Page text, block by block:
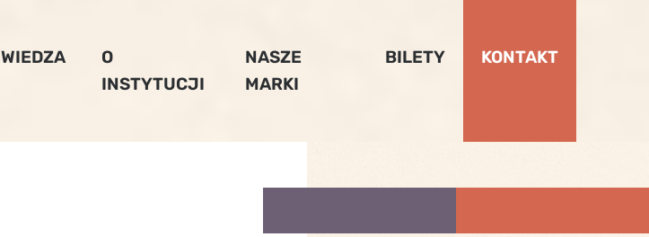
WIEDZA
O
INSTYTUCJI
NASZE
MARKI
BILETY KONTAKT